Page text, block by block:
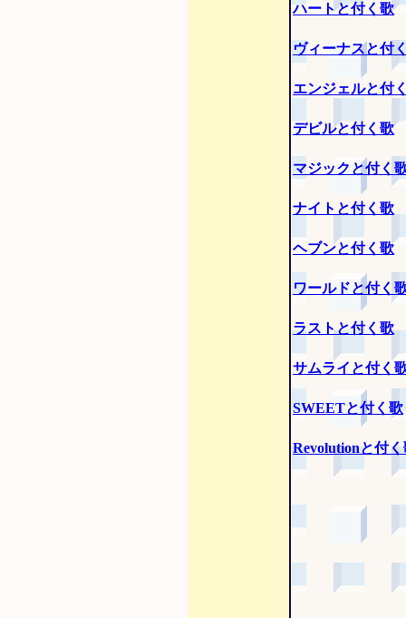
ハートと付く歌
ヴィーナスと付
エンジェルと付
デビルと付く歌
マジックと付く
ナイトと付く歌
ヘブンと付く歌
ワールドと付く
ラストと付く歌
サムライと付く
SWEETと付く歌
Revolutionと付く